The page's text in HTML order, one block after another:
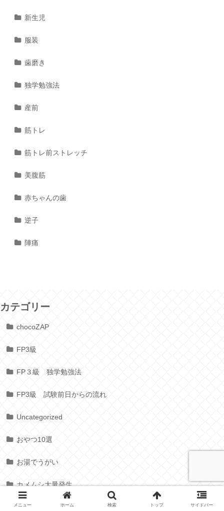
新生児
服装
歯磨き
独学勉強法
産前
筋トレ
筋トレ前ストレッチ
美腹筋
赤ちゃんの歯
逆子
陣痛
カテゴリー
chocoZAP
FP3級
FP３級 独学勉強法
FP3級 試験前日からの流れ
Uncategorized
おやつ10選
お湯でうがい
カメムシ大量発生
セルフエステ
メニュー ホーム 検索 トップ サイドバー